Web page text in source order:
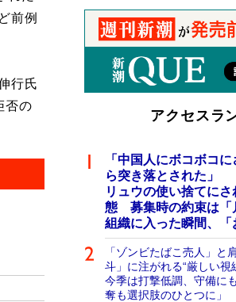
前例
行氏
否の
アクセスラ
「中国人にボコボコ
ら突き落とされた」
リュウの使い捨てに
態 募集時の約束は「
組織に入った瞬間、「
「ゾンビたばこ売人」と
斗」に注がれる“厳しい
今季は打撃低調、守備に
奪も選択肢のひとつに」